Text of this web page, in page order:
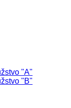
"A"
"B"